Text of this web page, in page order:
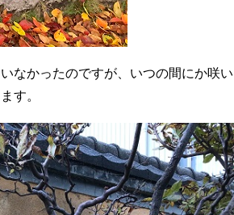
なかったのですが、いつの間にか咲い
す。